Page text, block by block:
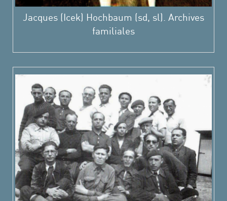
Jacques (Icek) Hochbaum (sd, sl). Archives
familiales